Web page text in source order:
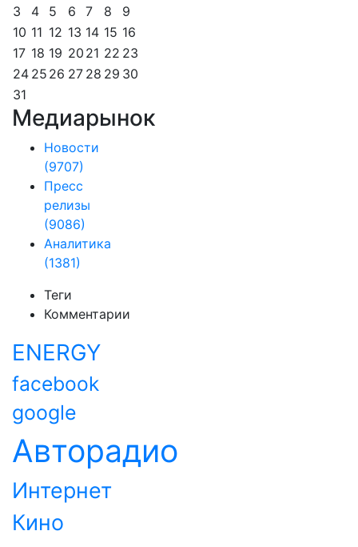
3
4 5 6 7 8
9
10 11 12 13 14 15 16
17 18 19 20 21 22 23
24 25 26 27 28 29 30
31
Медиарынок
Новости
(9707)
Пресс
релизы
(9086)
Аналитика
(1381)
Теги
Комментарии
ENERGY
facebook
google
Авторадио
Интернет
Кино